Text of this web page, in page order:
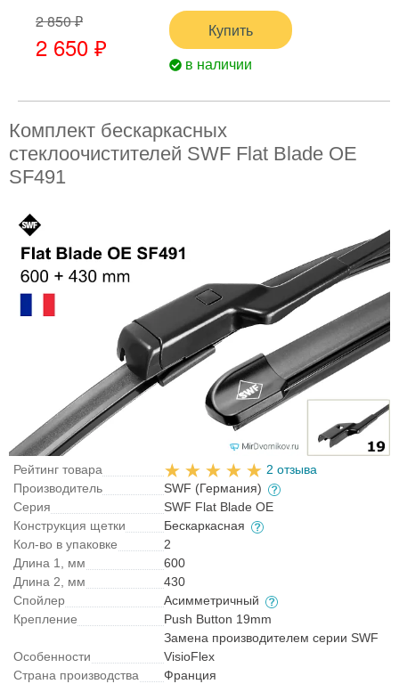
2 850 ₽
2 650 ₽
Купить
в наличии
Комплект бескаркасных
стеклоочистителей SWF Flat Blade OE
SF491
Рейтинг товара
2 отзыва
Производитель
SWF (Германия)
Серия
SWF Flat Blade OE
Конструкция щетки
Бескаркасная
Кол-во в упаковке
2
Длина 1, мм
600
Длина 2, мм
430
Спойлер
Асимметричный
Крепление
Push Button 19mm
Особенности
Замена производителем серии SWF
VisioFlex
Страна производства
Франция